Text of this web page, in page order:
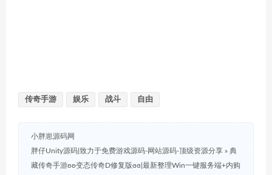
传奇手游 娱乐 战斗 自由
小胖崽源码网
胖仔Unity源码|致力于免费游戏源码-网站源码-顶级资源分享 » 典
藏传奇手游ʚʚ变态传奇D修复版ɞɞ|最新整理Win一键服务端+内购